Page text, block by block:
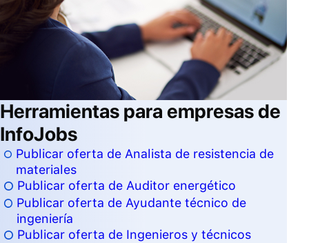
Herramientas para empresas de
InfoJobs
Publicar oferta de Analista de resistencia de
materiales
Publicar oferta de Auditor energético
Publicar oferta de Ayudante técnico de
ingeniería
Publicar oferta de Ingenieros y técnicos